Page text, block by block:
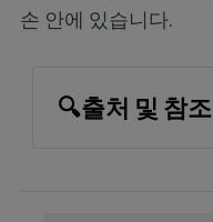
손 안에 있습니다.
🔍출처 및 참조